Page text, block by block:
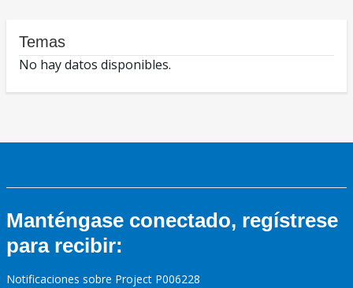
Temas
No hay datos disponibles.
Manténgase conectado, regístrese
para recibir:
Notificaciones sobre Project P006228